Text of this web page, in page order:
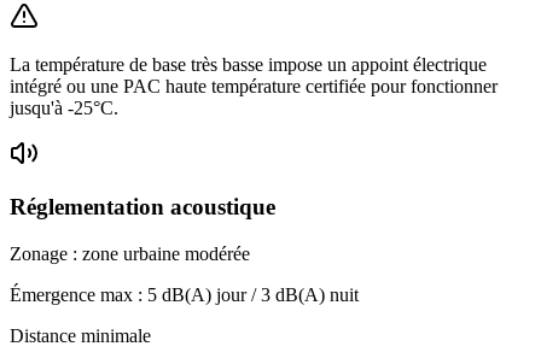
La température de base très basse impose un appoint électrique
intégré ou une PAC haute température certifiée pour fonctionner
jusqu'à -25°C.
Réglementation acoustique
Zonage : zone urbaine modérée
Émergence max : 5 dB(A) jour /3 dB(A) nuit
Distance minimale